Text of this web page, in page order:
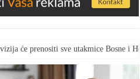
će prenositi sve utakmice Bosne i